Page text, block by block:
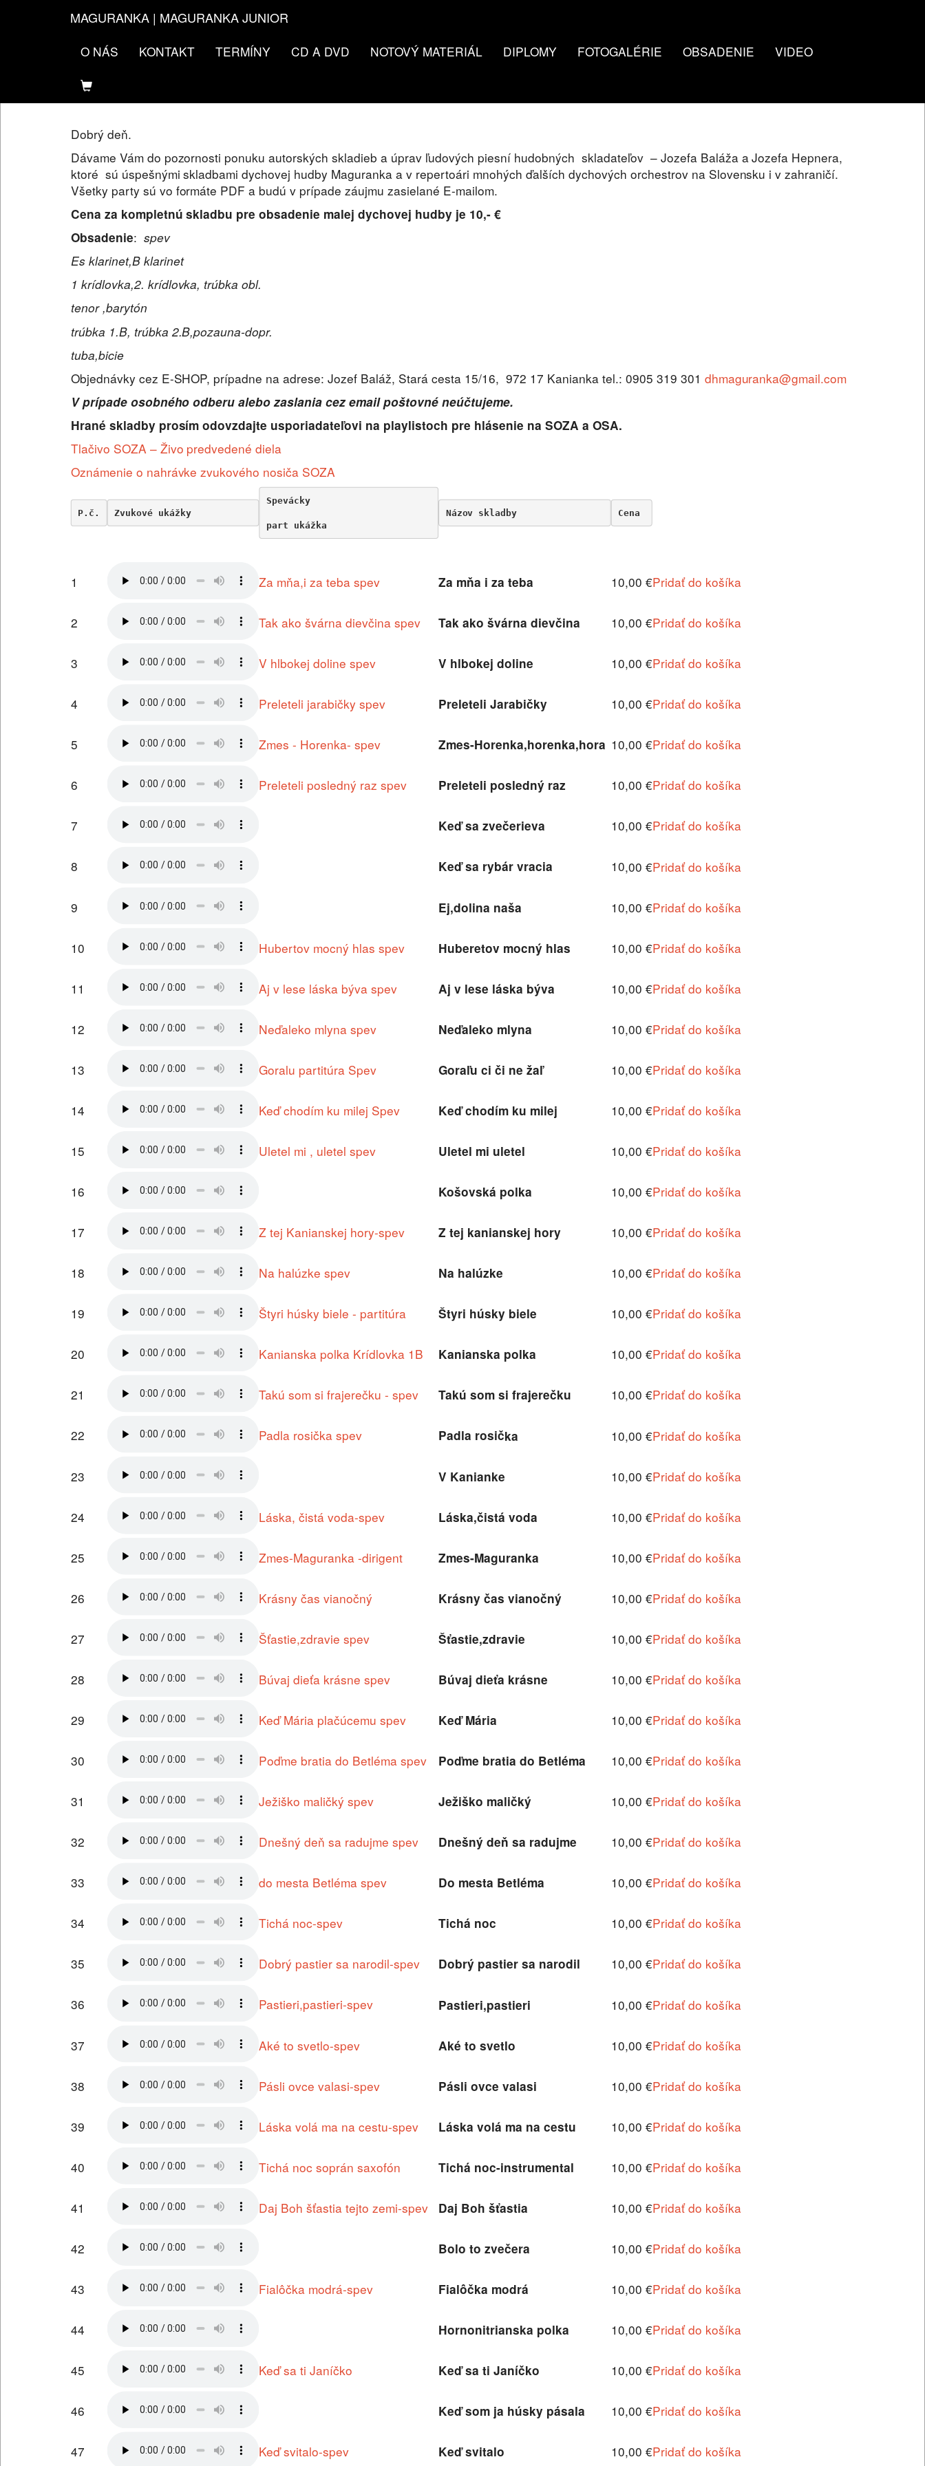
MAGURANKA | MAGURANKA JUNIOR
O NÁS KONTAKT TERMÍNY CD A DVD NOTOVÝ MATERIÁL DIPLOMY FOTOGALÉRIE OBSADENIE VIDEO
NOTOVÝ MATERIÁL
Dobrý deň.
Dávame Vám do pozornosti ponuku autorských skladieb a úprav ľudových piesní hudobných skladateľov – Jozefa Baláža a Jozefa Hepnera,
ktoré sú úspešnými skladbami dychovej hudby Maguranka a v repertoári mnohých ďalších dychových orchestrov na Slovensku i v zahraničí.
Všetky party sú vo formáte PDF a budú v prípade záujmu zasielané E-mailom.
Cena za kompletnú skladbu pre obsadenie malej dychovej hudby je 10,- €
Obsadenie: spev
Es klarinet,B klarinet
1 krídlovka,2. krídlovka, trúbka obl.
tenor ,barytón
trúbka 1.B, trúbka 2.B,pozauna-dopr.
tuba,bicie
Objednávky cez E-SHOP, prípadne na adrese: Jozef Baláž, Stará cesta 15/16, 972 17 Kanianka tel.: 0905 319 301 dhmaguranka@gmail.com
V prípade osobného odberu alebo zaslania cez email poštovné neúčtujeme.
Hrané skladby prosím odovzdajte usporiadateľovi na playlistoch pre hlásenie na SOZA a OSA.
Tlačivo SOZA – Živo predvedené diela
Oznámenie o nahrávke zvukového nosiča SOZA
P.č. Zvukové ukážky
Spevácky
part ukážka
Názov skladby Cena
1 Za mňa,i za teba spev Za mňa i za teba 10,00 €Pridať do košíka
2 Tak ako švárna dievčina spev Tak ako švárna dievčina 10,00 €Pridať do košíka
3 V hlbokej doline spev V hlbokej doline 10,00 €Pridať do košíka
4 Preleteli jarabičky spev Preleteli Jarabičky 10,00 €Pridať do košíka
5 Zmes - Horenka- spev Zmes-Horenka,horenka,hora 10,00 €Pridať do košíka
6 Preleteli posledný raz spev Preleteli posledný raz 10,00 €Pridať do košíka
7 Keď sa zvečerieva 10,00 €Pridať do košíka
8 Keď sa rybár vracia 10,00 €Pridať do košíka
9 Ej,dolina naša 10,00 €Pridať do košíka
10 Hubertov mocný hlas spev Huberetov mocný hlas 10,00 €Pridať do košíka
11 Aj v lese láska býva spev Aj v lese láska býva 10,00 €Pridať do košíka
12 Neďaleko mlyna spev Neďaleko mlyna 10,00 €Pridať do košíka
13 Goralu partitúra Spev Goraľu ci či ne žaľ 10,00 €Pridať do košíka
14 Keď chodím ku milej Spev Keď chodím ku milej 10,00 €Pridať do košíka
15 Uletel mi , uletel spev Uletel mi uletel 10,00 €Pridať do košíka
16 Košovská polka 10,00 €Pridať do košíka
17 Z tej Kanianskej hory-spev Z tej kanianskej hory 10,00 €Pridať do košíka
18 Na halúzke spev Na halúzke 10,00 €Pridať do košíka
19 Štyri húsky biele - partitúra Štyri húsky biele 10,00 €Pridať do košíka
20 Kanianska polka Krídlovka 1B Kanianska polka 10,00 €Pridať do košíka
21 Takú som si frajerečku - spev Takú som si frajerečku 10,00 €Pridať do košíka
22 Padla rosička spev Padla rosička 10,00 €Pridať do košíka
23 V Kanianke 10,00 €Pridať do košíka
24 Láska, čistá voda-spev Láska,čistá voda 10,00 €Pridať do košíka
25 Zmes-Maguranka -dirigent Zmes-Maguranka 10,00 €Pridať do košíka
26 Krásny čas vianočný Krásny čas vianočný 10,00 €Pridať do košíka
27 Šťastie,zdravie spev Šťastie,zdravie 10,00 €Pridať do košíka
28 Búvaj dieťa krásne spev Búvaj dieťa krásne 10,00 €Pridať do košíka
29 Keď Mária plačúcemu spev Keď Mária 10,00 €Pridať do košíka
30 Poďme bratia do Betléma spev Poďme bratia do Betléma 10,00 €Pridať do košíka
31 Ježiško maličký spev Ježiško maličký 10,00 €Pridať do košíka
32 Dnešný deň sa radujme spev Dnešný deň sa radujme 10,00 €Pridať do košíka
33 do mesta Betléma spev Do mesta Betléma 10,00 €Pridať do košíka
34 Tichá noc-spev Tichá noc 10,00 €Pridať do košíka
35 Dobrý pastier sa narodil-spev Dobrý pastier sa narodil 10,00 €Pridať do košíka
36 Pastieri,pastieri-spev Pastieri,pastieri 10,00 €Pridať do košíka
37 Aké to svetlo-spev Aké to svetlo 10,00 €Pridať do košíka
38 Pásli ovce valasi-spev Pásli ovce valasi 10,00 €Pridať do košíka
39 Láska volá ma na cestu-spev Láska volá ma na cestu 10,00 €Pridať do košíka
40 Tichá noc soprán saxofón Tichá noc-instrumental 10,00 €Pridať do košíka
41 Daj Boh šťastia tejto zemi-spev Daj Boh šťastia 10,00 €Pridať do košíka
42 Bolo to zvečera 10,00 €Pridať do košíka
43 Fialôčka modrá-spev Fialôčka modrá 10,00 €Pridať do košíka
44 Hornonitrianska polka 10,00 €Pridať do košíka
45 Keď sa ti Janíčko Keď sa ti Janíčko 10,00 €Pridať do košíka
46 Keď som ja húsky pásala 10,00 €Pridať do košíka
47 Keď svitalo-spev Keď svitalo 10,00 €Pridať do košíka